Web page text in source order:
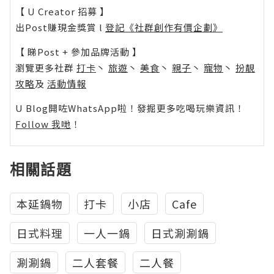
【 U Creator 招募 】
出Post賺現金獎賞 l 登記《社群創作有價企劃》
【 睇Post + 參加品牌活動 】
瀏覽更多社群 打卡 丶 旅遊 丶 美食 丶 親子 丶 寵物 丶 扮靚
攻略及 活動情報
U Blog開咗WhatsApp啦！發掘更多吃喝玩樂資訊！
Follow 我哋 ！
相關話題
本延鍋物 打卡 小店
Cafe
日式料理
一人一鍋
日式涮涮鍋
涮涮鍋
二人套餐
二人餐